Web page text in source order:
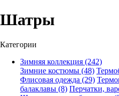
Шатры
Категории
Зимняя коллекция (242)
Зимние костюмы (48)
Флисовая одежда (29)
балаклавы (8) Перчатки,